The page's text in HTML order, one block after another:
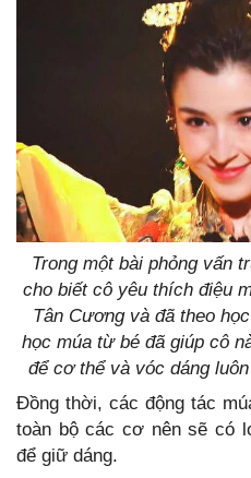
Trong một bài phỏng vấn
cho biết cô yêu thích điệu
Tân Cương và đã theo
học múa từ bé đã giúp cô
để cơ thể và vóc dáng
Đồng thời, các động tác
toàn bộ các cơ nên sẽ có
để giữ dáng.